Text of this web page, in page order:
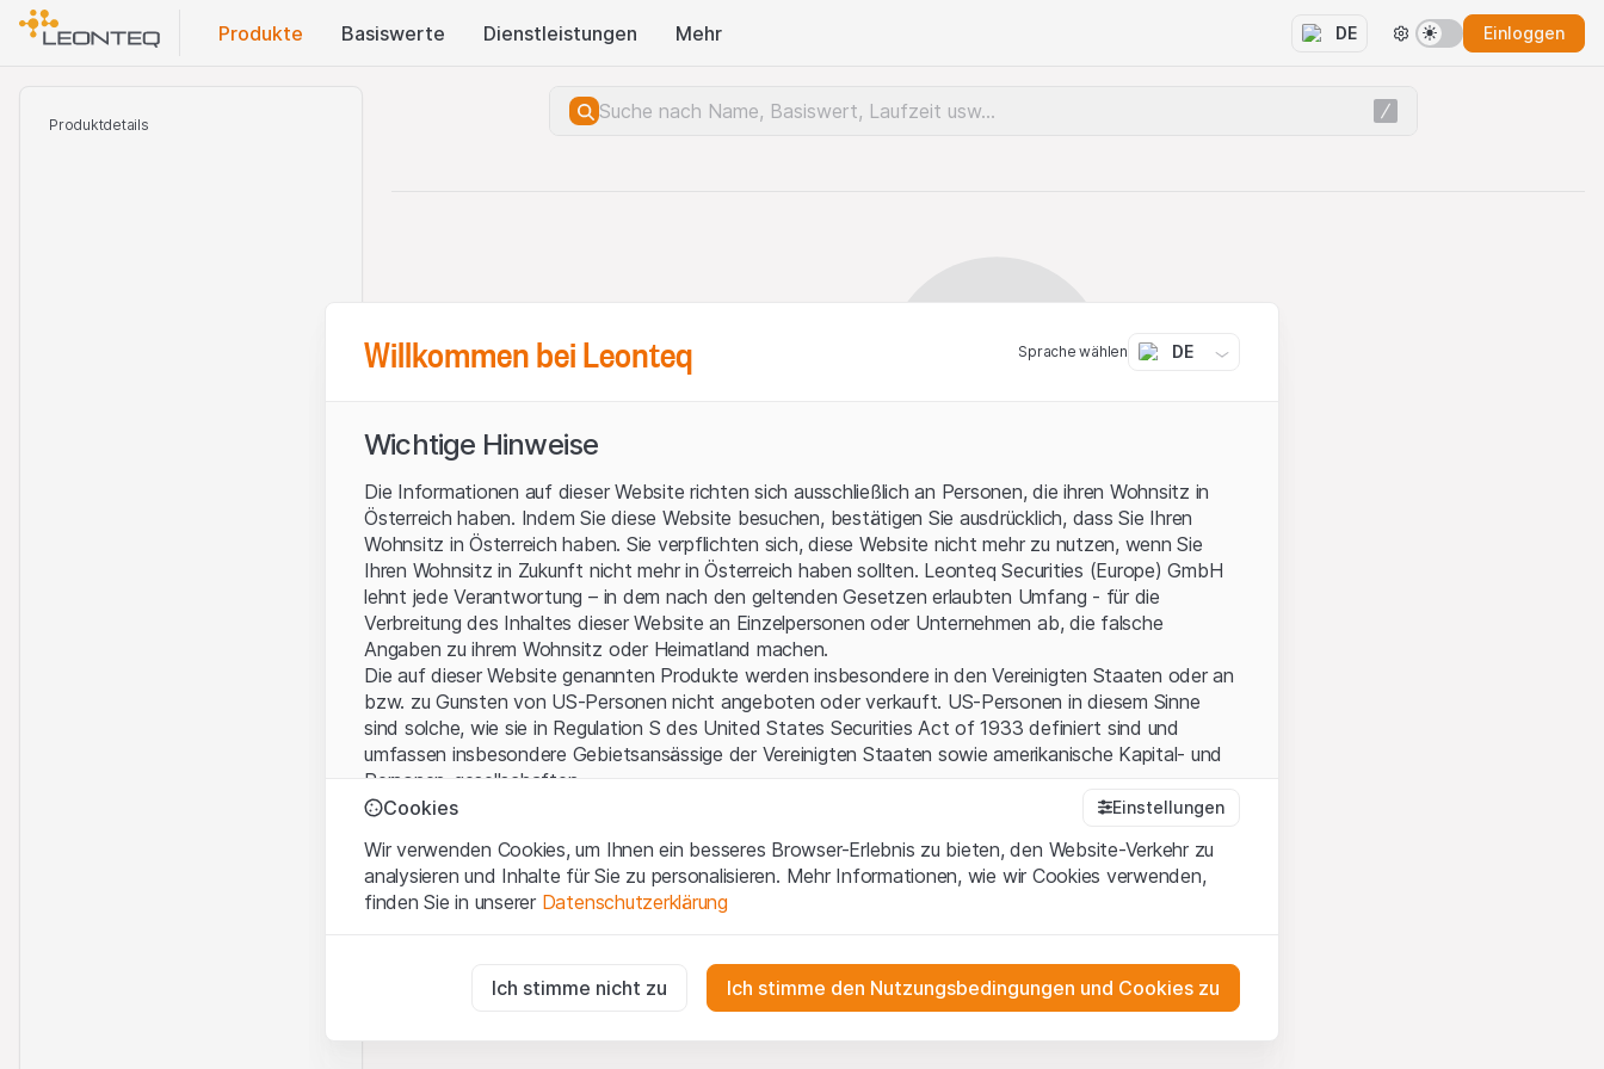
Produkte Basis​werte Dienstleistungen Mehr DE Einloggen
Produktdetails
Serverfehler.
Willkommen bei Leonteq Sprache wählen DE
Wichtige Hinweise
Die Informationen auf dieser Website richten sich ausschließlich an Personen, die ihren Wohnsitz in
Österreich haben. Indem Sie diese Website besuchen, bestätigen Sie ausdrücklich, dass Sie Ihren
Wohnsitz in Österreich haben. Sie verpflichten sich, diese Website nicht mehr zu nutzen, wenn Sie
Ihren Wohnsitz in Zukunft nicht mehr in Österreich haben sollten. Leonteq Securities (Europe) GmbH
lehnt jede Verantwortung – in dem nach den geltenden Gesetzen erlaubten Umfang - für die
Verbreitung des Inhaltes dieser Website an Einzelpersonen oder Unternehmen ab, die falsche
Angaben zu ihrem Wohnsitz oder Heimatland machen.
Die auf dieser Website genannten Produkte werden insbesondere in den Vereinigten Staaten oder an
bzw. zu Gunsten von US-Personen nicht angeboten oder verkauft. US-Personen in diesem Sinne
sind solche, wie sie in Regulation S des United States Securities Act of 1933 definiert sind und
umfassen insbesondere Gebietsansässige der Vereinigten Staaten sowie amerikanische Kapital- und
Personen-gesellschaften.
Mit dem Zugriff auf diese Website erklären Sie, dass Sie die rechtlichen Informationen und die
wichtigen Hinweise und Nutzungsbedingungen verstanden haben und akzeptieren. Wenn Sie mit den
Nutzungsbedingungennicht einverstanden sind, unterlassen Sie bitte den Zugriff auf diese Website.
Kein Angebot, keine Aufforderung zum Kauf
Die auf der Website enthaltenen oder beschriebenen Informationen, Produkte, Daten,
Dienstleistungen, Tools und Unterlagen („Inhalte der Website“) dienen ausschließlich
Informationszwecken und stellen weder ein Angebot noch eine Aufforderung zum Erwerb oder zum
Cookies Einstellungen
Wir verwenden Cookies, um Ihnen ein besseres Browser-Erlebnis zu bieten, den Website-Verkehr zu
analysieren und Inhalte für Sie zu personalisieren. Mehr Informationen, wie wir Cookies verwenden,
finden Sie in unserer Datenschutzerklärung
Diese Cookies sind für die Website erforderlich und können nicht deaktiviert werden.
Ich stimme nicht zu Ich stimme den Nutzungsbedingungen und Cookies zu